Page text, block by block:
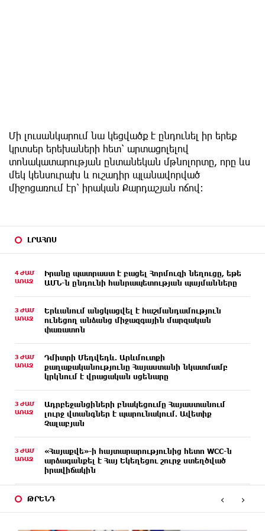
ԼՐԱՀՈՍ
4 ԺԱՄ
ԱՌԱՋ
Իրանը պատրաստ է բացել Հորմուզի նեղուցը, եթե
ԱՄՆ-ն ընդունի հանրապետության պայմանները
3 ԺԱՄ
ԱՌԱՋ
Երևանում անցկացվել է հաշմանդամություն
ունեցող անձանց միջազգային մարզական
փառատոն
3 ԺԱՄ
ԱՌԱՋ
Դմիտրի Մեդվեդև. Արևմուտքի
քաղաքականությունը Հայաստանի նկատմամբ
կրկնում է վրացական սցենարը
3 ԺԱՄ
ԱՌԱՋ
Ադրբեջանցիների բնակեցումը Հայաստանում
լուրջ վտանգներ է պարունակում. Ավետիք
Չալաբյան
3 ԺԱՄ
ԱՌԱՋ
«Հայաքվե»-ի հայտարարությունից հետո WCC-ն
արձագանքել է Հայ Եկեղեցու շուրջ ստեղծված
իրավիճակին
2 ԺԱՄ
«Շտապ հաստատեք քարտի տվյալները»․ IDBank-ը
Մի լուսանկարում նա կեցվածք է ընդունել իր երեք
կրտսեր երեխաների հետ՝ արտացոլելով
տոնակատարության ընտանեկան մթնոլորտը, որը ևս
մեկ կենսուրախ և ուշադիր պլանավորված
միջոցառում էր՝ իրական Քարդաշյան ոճով։
ԹՐԵՆԴ ‹ ›